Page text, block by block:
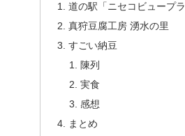
道の駅「ニセコビュープ
真狩豆腐工房 湧水の里
すごい納豆
陳列
実食
感想
まとめ